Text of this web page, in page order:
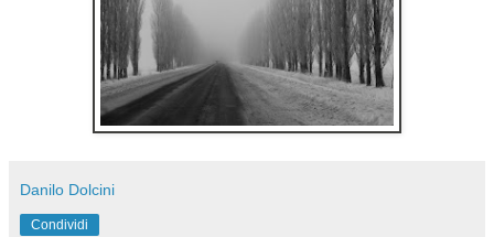
Danilo Dolcini
Condividi